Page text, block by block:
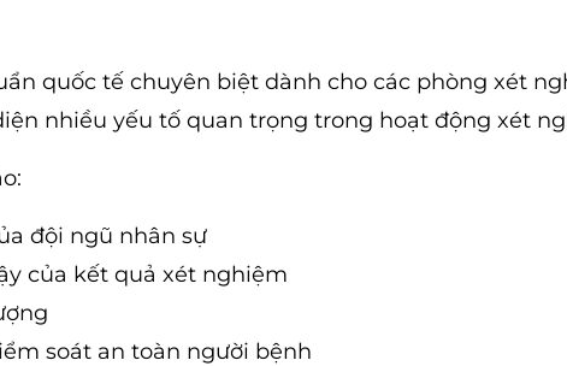
quốc tế chuyên biệt dành cho các phòng xét
nhiều yếu tố quan trọng trong hoạt động xét
đội ngũ nhân sự
của kết quả xét nghiệm
soát an toàn người bệnh